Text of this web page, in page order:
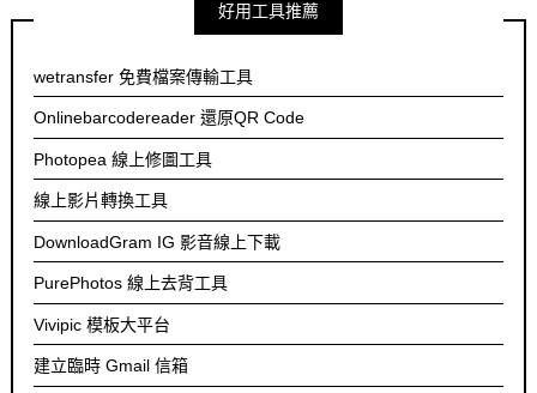
好用工具推薦
wetransfer 免費檔案傳輸工具
Onlinebarcodereader 還原QR Code
Photopea 線上修圖工具
線上影片轉換工具
DownloadGram IG 影音線上下載
PurePhotos 線上去背工具
Vivipic 模板大平台
建立臨時 Gmail 信箱